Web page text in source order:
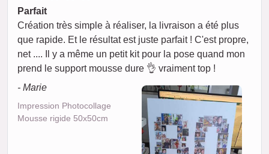
Parfait
Création très simple à réaliser, la livraison a été plus
que rapide. Et le résultat est juste parfait ! C'est propre,
net .... Il y a même un petit kit pour la pose quand mon
prend le support mousse dure 👌 vraiment top !
- Marie
Impression Photocollage
Mousse rigide 50x50cm